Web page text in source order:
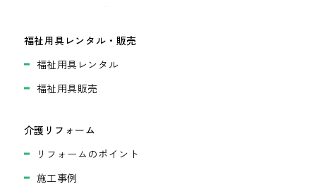
福祉用具レンタル・販売
福祉用具レンタル
福祉用具販売
介護リフォーム
リフォームのポイント
施工事例